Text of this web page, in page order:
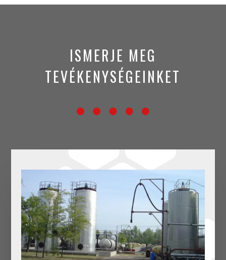
ISMERJE MEG
TEVÉKENYSÉGEINKET